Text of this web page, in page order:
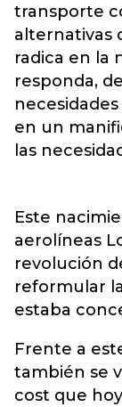
transporte
alternativas
radica en la
responda,
en un
las
Este
aerolíneas
revolución
reformular
estaba
Frente a
también se
cost que